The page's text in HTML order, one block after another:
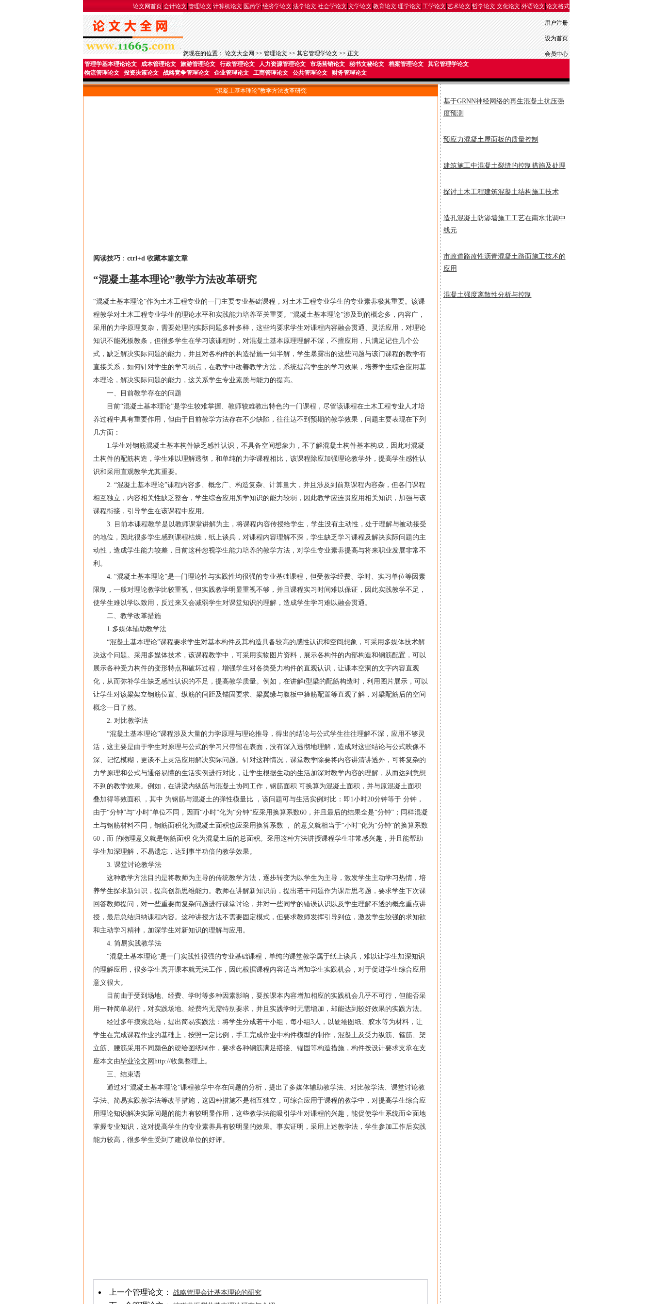
论文网首页|会计论文|管理论文|计算机论文| 医药学|经济学论文|法学论文|社会学论文|文学论文|教育论文|理学论文|工学论文|艺术论文|哲学论文|文化论文|外语论文|论文格式
用户注册
设为首页
您现在的位置：论文大全网>>管理论文>>其它管理学论文>> 正文
会员中心
管理学基本理论论文
成本管理论文 旅游管理论文 行政管理论文 人力资源管理论文 市场营销论文 秘书文秘论文 档案管理论文
其它管理学论文
物流管理论文
投资决策论文 战略竞争管理论文 企业管理论文 工商管理论文 公共管理论文 财务管理论文
“混凝土基本理论”教学方法改革研究
阅读技巧 ： ctrl+d 收藏本篇文章
“混凝土基本理论”教学方法改革研究
“混凝土基本理论”作为土木工程专业的一门主要专业基础课程，对土木工程专业学生的专业素养极其重要。该课
程教学对土木工程专业学生的理论水平和实践能力培养至关重要。“混凝土基本理论”涉及到的概念多，内容广，
采用的力学原理复杂，需要处理的实际问题多种多样，这些均要求学生对课程内容融会贯通、灵活应用，对理论
知识不能死板教条，但很多学生在学习该课程时，对混凝土基本原理理解不深，不擅应用，只满足记住几个公
式，缺乏解决实际问题的能力，并且对各构件的构造措施一知半解，学生暴露出的这些问题与该门课程的教学有
直接关系，如何针对学生的学习弱点，在教学中改善教学方法，系统提高学生的学习效果，培养学生综合应用基
本理论，解决实际问题的能力，这关系学生专业素质与能力的提高。
一、目前教学存在的问题
目前“混凝土基本理论”是学生较难掌握、教师较难教出特色的一门课程，尽管该课程在土木工程专业人才培
养过程中具有重要作用，但由于目前教学方法存在不少缺陷，往往达不到预期的教学效果，问题主要表现在下列
几方面：
1.学生对钢筋混凝土基本构件缺乏感性认识，不具备空间想象力，不了解混凝土构件基本构成，因此对混凝
土构件的配筋构造，学生难以理解透彻，和单纯的力学课程相比，该课程除应加强理论教学外，提高学生感性认
识和采用直观教学尤其重要。
2. “混凝土基本理论”课程内容多、概念广、构造复杂、计算量大，并且涉及到前期课程内容杂，但各门课程
相互独立，内容相关性缺乏整合，学生综合应用所学知识的能力较弱，因此教学应连贯应用相关知识，加强与该
课程衔接，引导学生在该课程中应用。
3. 目前本课程教学是以教师课堂讲解为主，将课程内容传授给学生，学生没有主动性，处于理解与被动接受
的地位，因此很多学生感到课程枯燥，纸上谈兵，对课程内容理解不深，学生缺乏学习课程及解决实际问题的主
动性，造成学生能力较差，目前这种忽视学生能力培养的教学方法，对学生专业素养提高与将来职业发展非常不
利。
4. “混凝土基本理论”是一门理论性与实践性均很强的专业基础课程，但受教学经费、学时、实习单位等因素
限制，一般对理论教学比较重视，但实践教学明显重视不够，并且课程实习时间难以保证，因此实践教学不足，
使学生难以学以致用，反过来又会减弱学生对课堂知识的理解，造成学生学习难以融会贯通。
二、教学改革措施
1.多媒体辅助教学法
“混凝土基本理论”课程要求学生对基本构件及其构造具备较高的感性认识和空间想象，可采用多媒体技术解
决这个问题。采用多媒体技术，该课程教学中，可采用实物图片资料，展示各构件的内部构造和钢筋配置，可以
展示各种受力构件的变形特点和破坏过程，增强学生对各类受力构件的直观认识，让课本空洞的文字内容直观
化，从而弥补学生缺乏感性认识的不足，提高教学质量。例如，在讲解t型梁的配筋构造时，利用图片展示，可以
让学生对该梁架立钢筋位置、纵筋的间距及锚固要求、梁翼缘与腹板中箍筋配置等直观了解，对梁配筋后的空间
概念一目了然。
2. 对比教学法
“混凝土基本理论”课程涉及大量的力学原理与理论推导，得出的结论与公式学生往往理解不深，应用不够灵
活，这主要是由于学生对原理与公式的学习只停留在表面，没有深入透彻地理解，造成对这些结论与公式映像不
深、记忆模糊，更谈不上灵活应用解决实际问题。针对这种情况，课堂教学除要将内容讲清讲透外，可将复杂的
力学原理和公式与通俗易懂的生活实例进行对比，让学生根据生动的生活加深对教学内容的理解，从而达到意想
不到的教学效果。例如，在讲梁内纵筋与混凝土协同工作，钢筋面积 可换算为混凝土面积，并与原混凝土面积
叠加得等效面积 ，其中 为钢筋与混凝土的弹性模量比 ，该问题可与生活实例对比：即1小时20分钟等于 分钟，
由于“分钟”与“小时”单位不同，因而“小时”化为“分钟”应采用换算系数60，并且最后的结果全是“分钟”；同样混凝
土与钢筋材料不同，钢筋面积化为混凝土面积也应采用换算系数 ， 的意义就相当于“小时”化为“分钟”的换算系数
60，而 的物理意义就是钢筋面积 化为混凝土后的总面积。采用这种方法讲授课程学生非常感兴趣，并且能帮助
学生加深理解，不易遗忘，达到事半功倍的教学效果。
3. 课堂讨论教学法
这种教学方法目的是将教师为主导的传统教学方法，逐步转变为以学生为主导，激发学生主动学习热情，培
养学生探求新知识，提高创新思维能力。教师在讲解新知识前，提出若干问题作为课后思考题，要求学生下次课
回答教师提问，对一些重要而复杂问题进行课堂讨论，并对一些同学的错误认识以及学生理解不透的概念重点讲
授，最后总结归纳课程内容。这种讲授方法不需要固定模式，但要求教师发挥引导到位，激发学生较强的求知欲
和主动学习精神，加深学生对新知识的理解与应用。
4. 简易实践教学法
“混凝土基本理论”是一门实践性很强的专业基础课程，单纯的课堂教学属于纸上谈兵，难以让学生加深知识
的理解应用，很多学生离开课本就无法工作，因此根据课程内容适当增加学生实践机会，对于促进学生综合应用
意义很大。
目前由于受到场地、经费、学时等多种因素影响，要按课本内容增加相应的实践机会几乎不可行，但能否采
用一种简单易行，对实践场地、经费均无需特别要求，并且实践学时无需增加，却能达到较好效果的实践方法。
经过多年摸索总结，提出简易实践法：将学生分成若干小组，每小组3人，以硬绘图纸、胶水等为材料，让
学生在完成课程作业的基础上，按照一定比例，手工完成作业中构件模型的制作，混凝土及受力纵筋、箍筋、架
立筋、腰筋采用不同颜色的硬绘图纸制作，要求各种钢筋满足搭接、锚固等构造措施，构件按设计要求支承在支
座本文由毕业论文 网 http://收集整理上。
三、结束语
通过对“混凝土基本理论”课程教学中存在问题的分析，提出了多媒体辅助教学法、对比教学法、课堂讨论教
学法、简易实践教学法等改革措施，这四种措施不是相互独立，可综合应用于课程的教学中，对提高学生综合应
用理论知识解决实际问题的能力有较明显作用，这些教学法能吸引学生对课程的兴趣，能促使学生系统而全面地
掌握专业知识，这对提高学生的专业素养具有较明显的效果。事实证明，采用上述教学法，学生参加工作后实践
能力较高，很多学生受到了建设单位的好评。
上一个管理论文： 战略管理会计基本理论的研究
基于GRNN神经网络的再生混凝土抗压强
度预测
预应力混凝土屋面板的质量控制
建筑施工中混凝土裂缝的控制措施及处理
探讨土木工程建筑混凝土结构施工技术
造孔混凝土防渗墙施工工艺在南水北调中
线元
市政道路改性沥青混凝土路面施工技术的
应用
混凝土强度离散性分析与控制